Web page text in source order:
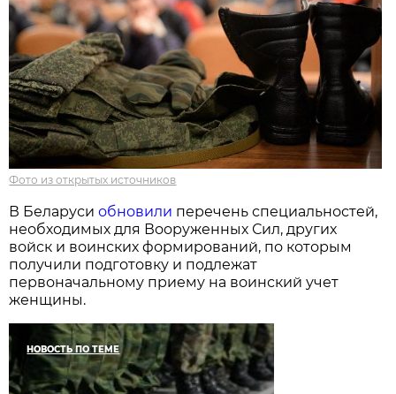
Фото из открытых источников
В Беларусиобновили перечень специальностей,
необходимых для Вооруженных Сил, других
войск и воинских формирований, по которым
получили подготовку и подлежат
первоначальному приему на воинский учет
женщины.
НОВОСТЬ ПО ТЕМЕ